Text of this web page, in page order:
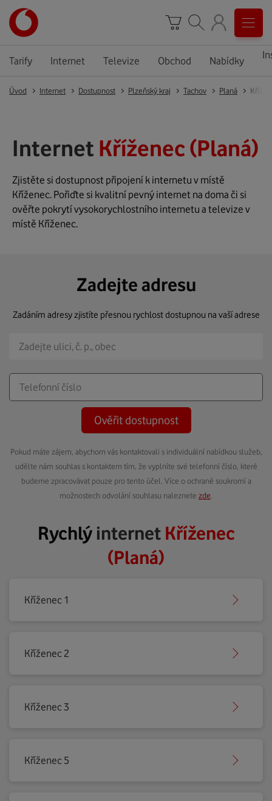
Tarify Internet Televize Obchod Nabídky
Úvod Internet Dostupnost Plzeňský kraj Tachov Planá
Internet Kříženec (Planá)
Zjistěte si dostupnost připojení k internetu v místě
Kříženec. Pořiďte si kvalitní pevný internet na doma či si
ověřte pokrytí vysokorychlostního internetu a televize v
místě Kříženec.
Zadejte adresu
Zadáním adresy zjistíte přesnou rychlost dostupnou na vaší adrese
Ověřit dostupnost
Pokud máte zájem, abychom vás kontaktovali s individuální nabídkou služeb,
udělte nám souhlas s kontaktem tím, že vyplníte své telefonní číslo, které
budeme zpracovávat pouze pro tento účel. Více o ochraně soukromí a
možnostech odvolání souhlasu naleznete zde
Rychlýinternet Kříženec
(Planá)
Kříženec 1
Kříženec 2
Kříženec 3
Kříženec 5